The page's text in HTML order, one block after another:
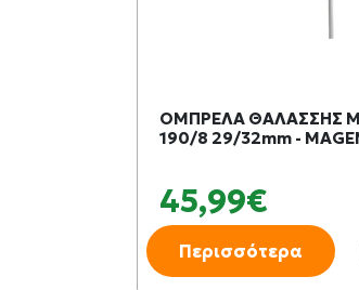
ΟΜΠΡΕΛΑ ΘΑΛΑΣΣΗΣ
190/8 29/32mm -
45,99€
Περισσότερα